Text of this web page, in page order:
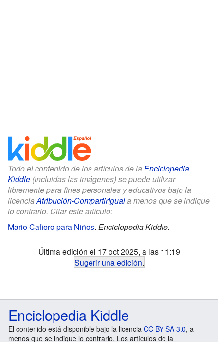
Todo el contenido de los artículos de la Enciclopedia
Kiddle (incluidas las imágenes) se puede utilizar
libremente para fines personales y educativos bajo la
licenciaAtribución-CompartirIguala menos que se indique
lo contrario. Citar este artículo:
Mario Cafiero para Niños. Enciclopedia Kiddle.
Última edición el 17 oct 2025, a las 11:19
Sugerir una edición.
Enciclopedia Kiddle
El contenido está disponible bajo la licencia CC BY-SA 3.0, a
menos que se indique lo contrario. Los artículos de la